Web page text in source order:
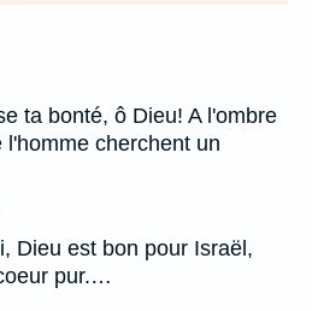
ta bonté, ô Dieu! A l'ombre
cherchent un
Dieu est bon pour Israël,
pur.…